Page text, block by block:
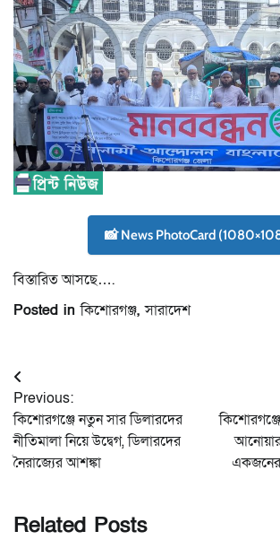
📸 News PhotoCard
বিস্তারিত আসছে….
Posted inকিশোরগঞ্জ,সারাদেশ
Post
navigation
Previous:
কিশোরগঞ্জে নতুন সার ডিলারদের
নীতিমালা নিয়ে উদ্বেগ, ডিলারদের
নৈরাজ্যের আশঙ্কা
একজনের
Related Posts